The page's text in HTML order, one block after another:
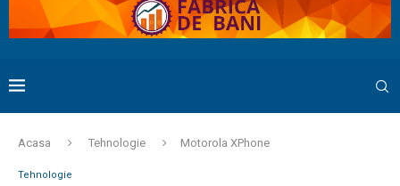
Acasa Tehnologie Motorola XPhone
Tehnologie